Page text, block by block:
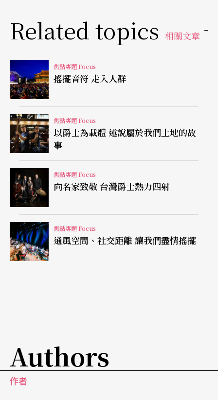
Related topics 相關文章
焦點專題 Focus
搖擺音符 走入人群
焦點專題 Focus
以爵士為載體 述說屬於我們土地的故
事
焦點專題 Focus
向名家致敬 台灣爵士熱力四射
焦點專題 Focus
通風空間、社交距離 讓我們盡情搖擺
Authors
作者